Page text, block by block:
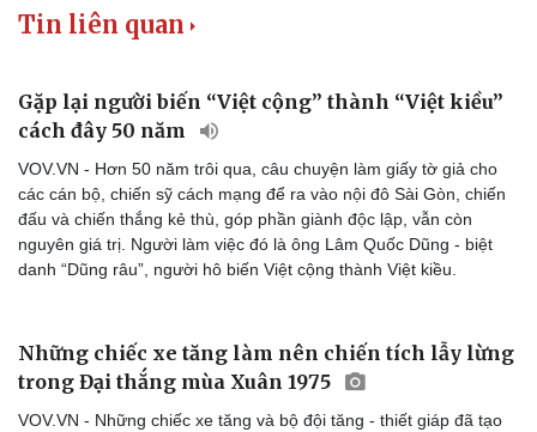
Tin liên quan
Gặp lại người biến “Việt cộng” thành “Việt kiều”
cách đây 50 năm
VOV.VN - Hơn 50 năm trôi qua, câu chuyện làm giấy tờ giả cho
các cán bộ, chiến sỹ cách mạng để ra vào nội đô Sài Gòn, chiến
đấu và chiến thắng kẻ thù, góp phần giành độc lập, vẫn còn
nguyên giá trị. Người làm việc đó là ông Lâm Quốc Dũng - biệt
danh “Dũng râu”, người hô biến Việt cộng thành Việt kiều.
Những chiếc xe tăng làm nên chiến tích lẫy lừng
trong Đại thắng mùa Xuân 1975
VOV.VN - Những chiếc xe tăng và bộ đội tăng - thiết giáp đã tạo